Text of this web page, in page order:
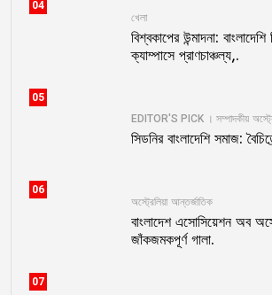
04
খেলা
বিশ্বকাপের উন্মাদনা:
ক্যাম্পাসে প্রাণচাঞ্চল্য,.
05
EDITOR'S PICK । সম্পাদকীয়
সিডনির বাংলাদেশি সমাজ:
06
অস্ট্রেলিয়া আন্তর্জাতিক
বাংলাদেশ এসোসিয়েশন অব
জাঁকজমকপূর্ণ গালা.
07